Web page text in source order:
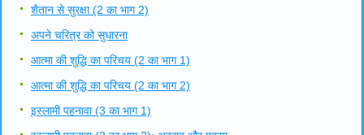
शैतान से सुरक्षा (2 का भाग 2)
अपने चरित्र को सुधारना
आत्मा की शुद्धि का परिचय (2 का भाग 1)
आत्मा की शुद्धि का परिचय (2 का भाग 2)
इस्लामी पहनावा (3 का भाग 1)